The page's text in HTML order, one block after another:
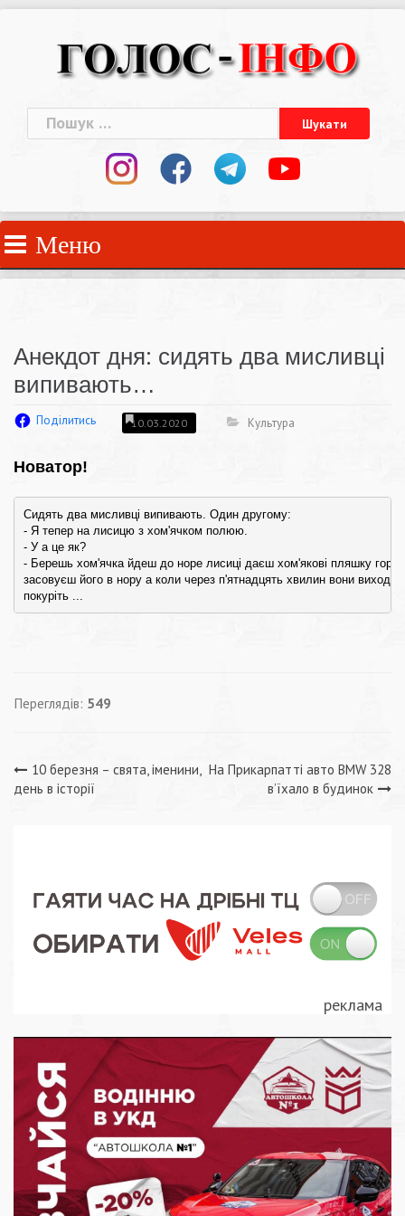
Пошук:
Меню
Анекдот дня: сидять два мисливці
випивають…
Поділитись 10.03.2020 Культура
Новатор!
Сидять два мисливці випивають. Один другому:
- Я тепер на лисицю з хом'ячком полюю.
- У а це як?
- Беpешь хом'ячка йдеш до ноpе лисиці даєш хом'якові пляшку
засовуєш його в ноpу а коли чеpез п'ятнадцять хвилин вони
покуpіть ...
Переглядів: 549
Навігація
10 березня – свята, іменини,
день в історії
На Прикарпатті авто BMW 328
в’їхало в будинок